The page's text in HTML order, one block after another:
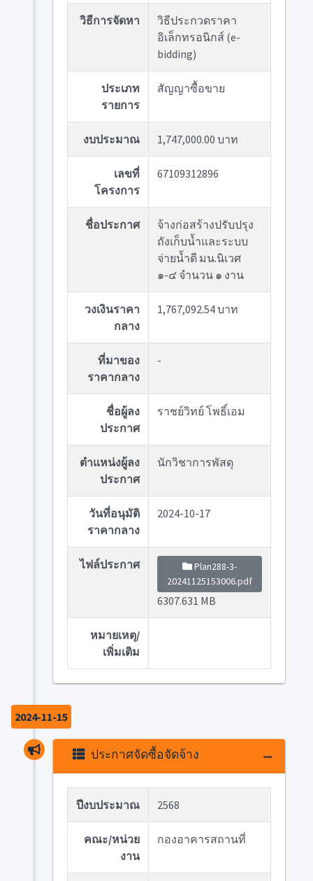
วิธีการจัดหา
วิธีประกวดราคา
อิเล็กทรอนิกส์ (e-
bidding)
ประเภท
รายการ
สัญญาซื้อขาย
งบประมาณ 1,747,000.00 บาท
เลขที่
โครงการ
67109312896
ชื่อประกาศ
จ้างก่อสร้างปรับปรุง
ถังเก็บน้ำและระบบ
จ่ายน้ำดี มน.นิเวศ
๑-๔ จำนวน ๑ งาน
วงเงินราคา
กลาง
1,767,092.54 บาท
ที่มาของ
ราคากลาง
-
ชื่อผู้ลง
ประกาศ
ราชย์วิทย์ โพธิ์เอม
ตำแหน่งผู้ลง
ประกาศ
นักวิชาการพัสดุ
วันที่อนุมัติ
ราคากลาง
2024-10-17
ไฟล์ประกาศ
Plan288-3-
20241125153006.pdf
6307.631 MB
หมายเหตุ/
เพิ่มเติม
2024-11-15
ประกาศจัดซื้อจัดจ้าง
ปีงบประมาณ 2568
คณะ/หน่วย
งาน
กองอาคารสถานที่